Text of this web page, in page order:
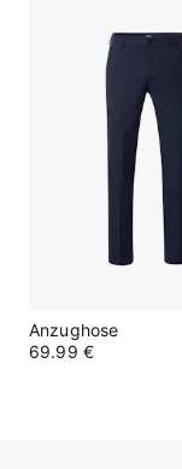
Anzughose
69.99 €